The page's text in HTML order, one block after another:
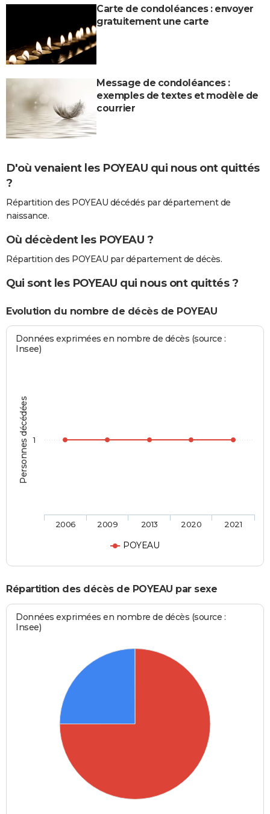
Carte de condoléances : envoyer
gratuitement une carte
Message de condoléances :
exemples de textes et modèle de
courrier
D'où venaient les POYEAU qui nous ont quittés
?
Répartition des POYEAU décédés par département de
naissance.
Où décèdent les POYEAU ?
Répartition des POYEAU par département de décès.
Qui sont les POYEAU qui nous ont quittés ?
Evolution du nombre de décès de POYEAU
Personnes décédées
Données exprimées en nombre de décès (source :
Insee)
POYEAU
2006 2009 2013 2020 2021
1
Répartition des décès de POYEAU par sexe
Données exprimées en nombre de décès (source :
Insee)